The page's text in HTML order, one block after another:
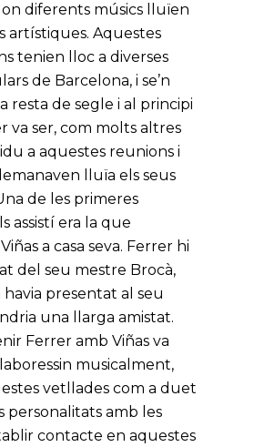
diferents músics lluïen
artístiques. Aquestes
tenien lloc a diverses
de Barcelona, i se’n
resta de segle i al principi
va ser, com molts altres
a aquestes reunions i
lluïa els seus
de les primeres
assistí era la que
a casa seva. Ferrer hi
del seu mestre Brocà,
presentat al seu
una llarga amistat.
Ferrer amb Viñas va
musicalment,
vetllades com a duet
personalitats amb les
contacte en aquestes